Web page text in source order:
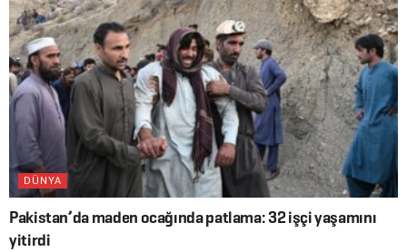
DÜNYA
Pakistan’da maden ocağında patlama: 32 işçi yaşamını
yitirdi